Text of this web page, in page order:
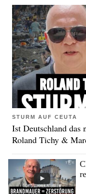
STURM AUF CEUTA
Ist Deutschland das
Roland Tichy &